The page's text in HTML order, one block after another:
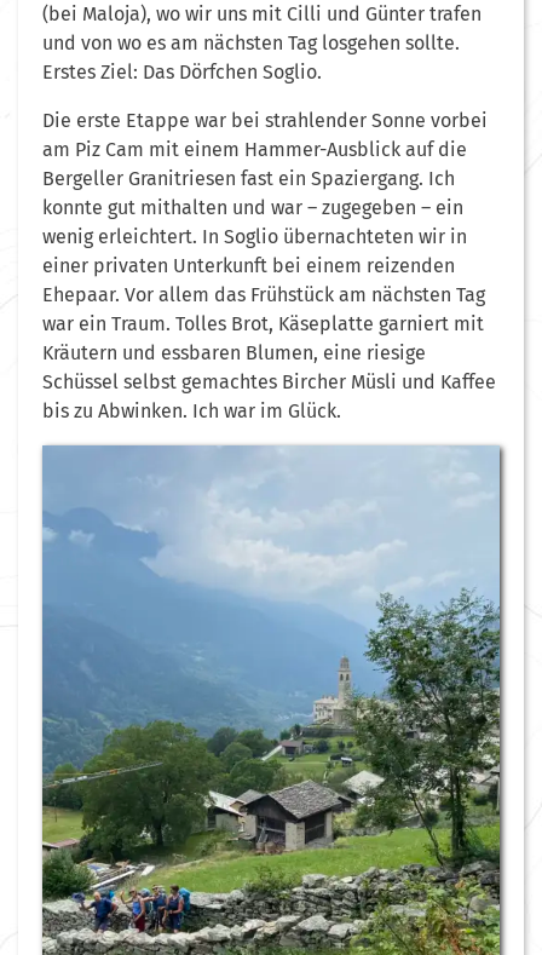
(bei Maloja), wo wir uns mit Cilli und Günter trafen
und von wo es am nächsten Tag losgehen sollte.
Erstes Ziel: Das Dörfchen Soglio.
Die erste Etappe war bei strahlender Sonne vorbei
am Piz Cam mit einem Hammer-Ausblick auf die
Bergeller Granitriesen fast ein Spaziergang. Ich
konnte gut mithalten und war – zugegeben – ein
wenig erleichtert. In Soglio übernachteten wir in
einer privaten Unterkunft bei einem reizenden
Ehepaar. Vor allem das Frühstück am nächsten Tag
war ein Traum. Tolles Brot, Käseplatte garniert mit
Kräutern und essbaren Blumen, eine riesige
Schüssel selbst gemachtes Bircher Müsli und Kaffee
bis zu Abwinken. Ich war im Glück.